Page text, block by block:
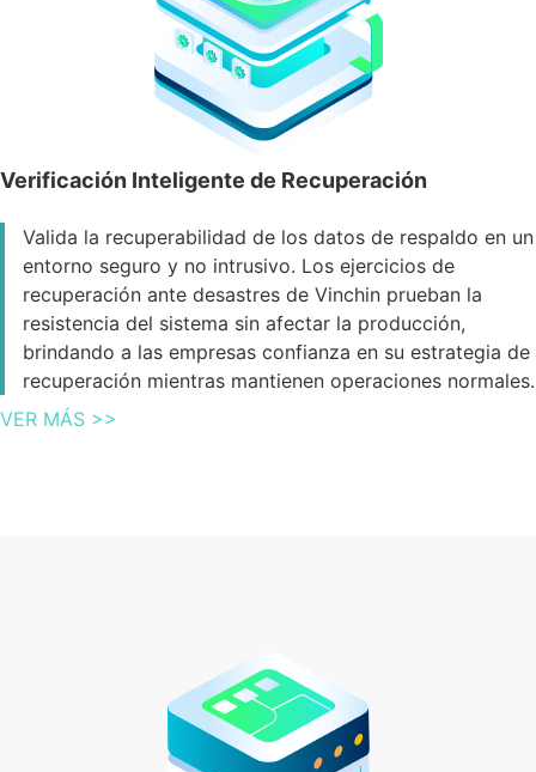
Verificación Inteligente de Recuperación
Valida la recuperabilidad de los datos de respaldo en un
entorno seguro y no intrusivo. Los ejercicios de
recuperación ante desastres de Vinchin prueban la
resistencia del sistema sin afectar la producción,
brindando a las empresas confianza en su estrategia de
recuperación mientras mantienen operaciones normales.
VER MÁS >>